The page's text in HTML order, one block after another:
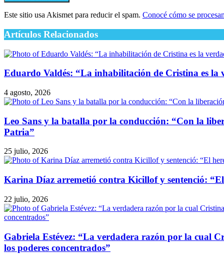
Este sitio usa Akismet para reducir el spam. Conocé cómo se
Artículos Relacionados
Eduardo Valdés: “La inhabilitación de Cristina es la
4 agosto, 2026
Leo Sans y la batalla por la conducción: “Con la
Patria”
25 julio, 2026
Karina Díaz arremetió contra Kicillof y sentenció:
22 julio, 2026
Gabriela Estévez: “La verdadera razón por la cual
los poderes concentrados”